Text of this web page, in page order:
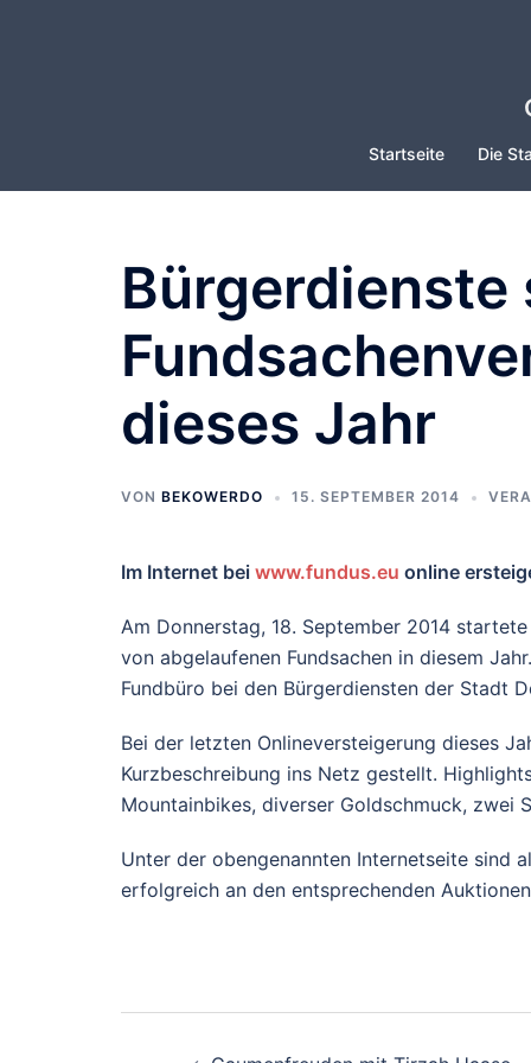
Startseite Die
dieses Jahr
VON BEKOWERDO 15. SEPTEMBER 2014
Im Internet bei www.fundus.eu online
Am Donnerstag, 18. September 2014
von abgelaufenen Fundsachen in diesem
Fundbüro bei den Bürgerdiensten der Stadt
Bei der letzten Onlineversteigerung dieses
Kurzbeschreibung ins Netz gestellt.
Mountainbikes, diverser Goldschmuck, zwei
Unter der obengenannten Internetseite sind
erfolgreich an den entsprechenden
Beitrags-